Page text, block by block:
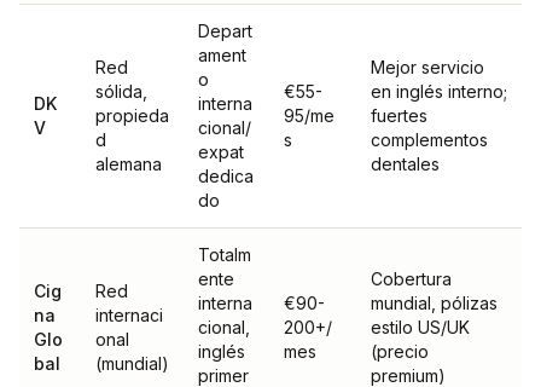
DK
V
Red
sólida,
propieda
d
alemana
Depart
ament
o
interna
cional/
expat
dedica
do
€55-
95/me
s
Mejor servicio
en inglés interno;
fuertes
complementos
dentales
Cig
na
Glo
bal
Red
internaci
onal
(mundial)
Totalm
ente
interna
cional,
inglés
primer
€90-
200+/
mes
Cobertura
mundial, pólizas
estilo US/UK
(precio
premium)